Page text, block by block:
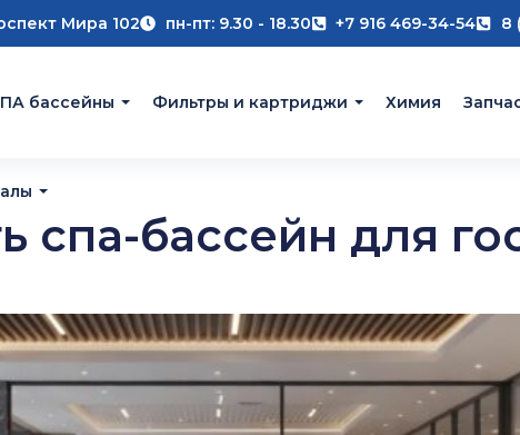
Мира 102 пн-пт: 9.30 - 18.30 +7 916 469-34-54 8
бассейны Фильтры и картриджи Химия
спа-бассейн для